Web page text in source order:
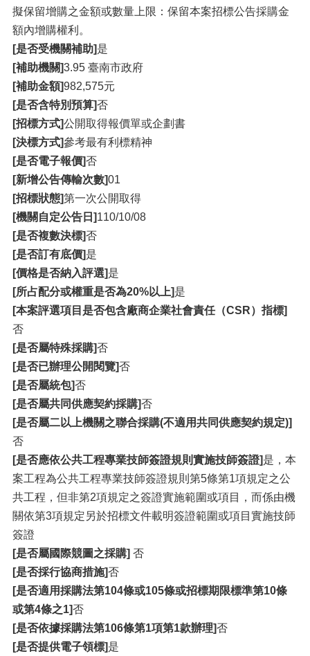
擬保留增購之金額或數量上限：保留本案招標公告採購金
額內增購權利。
[是否受機關補助]是
[補助機關]3.95 臺南市政府
[補助金額]982,575元
[是否含特別預算]否
[招標方式]公開取得報價單或企劃書
[決標方式]參考最有利標精神
[是否電子報價]否
[新增公告傳輸次數]01
[招標狀態]第一次公開取得
[機關自定公告日]110/10/08
[是否複數決標]否
[是否訂有底價]是
[價格是否納入評選]是
[所占配分或權重是否為20%以上]是
[本案評選項目是否包含廠商企業社會責任（CSR）指標]
否
[是否屬特殊採購]否
[是否已辦理公開閱覽]否
[是否屬統包]否
[是否屬共同供應契約採購]否
[是否屬二以上機關之聯合採購(不適用共同供應契約規定)]
否
[是否應依公共工程專業技師簽證規則實施技師簽證]是，本
案工程為公共工程專業技師簽證規則第5條第1項規定之公
共工程，但非第2項規定之簽證實施範圍或項目，而係由機
關依第3項規定另於招標文件載明簽證範圍或項目實施技師
簽證
[是否屬國際競圖之採購] 否
[是否採行協商措施]否
[是否適用採購法第104條或105條或招標期限標準第10條
或第4條之1]否
[是否依據採購法第106條第1項第1款辦理]否
[是否提供電子領標]是